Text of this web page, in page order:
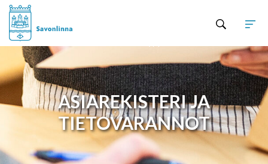
ASIAREKISTERI JA
TIETOVARANNOT